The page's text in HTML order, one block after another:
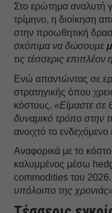
Στο ερώτημα αναλυτή
τρίμηνο, η διοίκηση
στην προωθητική
σκόπιμα να δώσουμε
τις τέσσερις
Ενώ απαντώντας σε
στρατηγικής όπου
κόστους.«Είμαστε σε
δυναμικό τρόπο στην
ανοιχτό το
Αναφορικά με το
καλυμμένος μέσω
commodities του
υπόλοιπο της